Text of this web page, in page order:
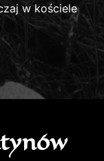
w kościele